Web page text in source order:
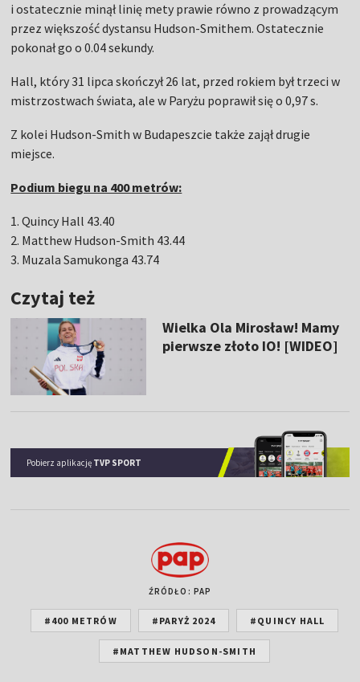
i ostatecznie minął linię mety prawie równo z prowadzącym
przez większość dystansu Hudson-Smithem. Ostatecznie
pokonał go o 0.04 sekundy.
Hall, który 31 lipca skończył 26 lat, przed rokiem był trzeci w
mistrzostwach świata, ale w Paryżu poprawił się o 0,97 s.
Z kolei Hudson-Smith w Budapeszcie także zajął drugie
miejsce.
Podium biegu na 400 metrów:
1. Quincy Hall 43.40
2. Matthew Hudson-Smith 43.44
3. Muzala Samukonga 43.74
Czytaj też
Wielka Ola Mirosław! Mamy
pierwsze złoto IO! [WIDEO]
Pobierz aplikację TVP SPORT
ŹRÓDŁO: PAP
#400 METRÓW #PARYŻ 2024 #QUINCY HALL
#MATTHEW HUDSON-SMITH